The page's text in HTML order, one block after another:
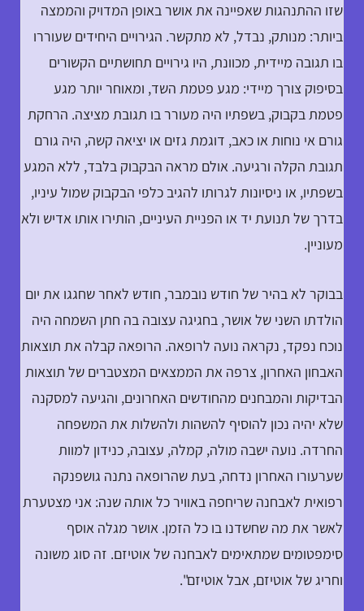
שזו ההתנהגות שאפיינה את אושר באופן המדויק והממצה
ביותר: מנותק, נבדל, לא מתקשר. הגירויים היחידים שעוררו
בו תגובה מיידית, מכוונת, היו גירויים תחושתיים הקשורים
בסיפוק צורך מיידי: מגע פטמת השד, ומאוחר יותר מגע
פטמת בקבוק, בשפתיו היה מעורר בו תגובת מציצה. הרחקת
גורם אי נוחות או כאב, דוגמת גזים או יציאה קשה, היה גורם
תגובת הקלה ורגיעה. אולם מראה הבקבוק בלבד, ללא המגע
בשפתיו, או ניסיונות לגרותו להגיב כלפי הבקבוק שמול עיניו,
בדרך של תנועת יד או הפניית העיניים, הותירו אותו אדיש ולא
מעוניין.
בבוקר לא בהיר של חודש נובמבר, חודש לאחר שחגגו את יום
הולדתו השני של אושר, בחגיגה עצובה בה חתן השמחה היה
נוכח נפקד, נקראה נועה לרופאה. הרופאה קבלה את תוצאות
האבחון האחרון, צרפה את הממצאים המצטברים של תוצאות
הבדיקות והמבחנים מהחודשים האחרונים, והגיעה למסקנה
שלא יהיה נכון להוסיף להשהות ולהשלות את המשפחה
החרדה. נועה ישבה מולה, קמלה, עצובה, כנידון למוות
שערעורו האחרון נדחה, בעת שהרופאה נתנה גושפנקה
רפואית לאבחנה שריחפה באוויר כל אותה שנה: אני מצטערת
לאשר את מה שחשדנו בו כל הזמן. אושר מגלה אוסף
סימפטומים שמתאימים לאבחנה של אוטיזם. זה סוג משונה
וחריג של אוטיזם, אבל אוטיזם".